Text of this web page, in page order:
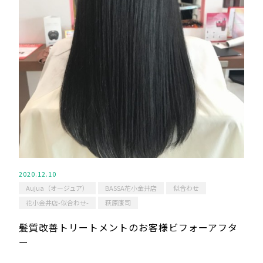
2020.12.10
Aujua（オージュア）
BASSA花小金井店
似合わせ
花小金井店-似合わせ-
萩原康司
髪質改善トリートメントのお客様ビフォーアフタ
ー